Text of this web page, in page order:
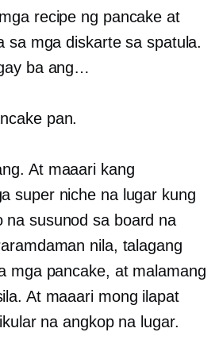
recipe ng pancake at
sa mga diskarte sa spatula.
ba ang…
pan.
At maaari kang
super niche na lugar kung
na susunod sa board na
nila, talagang
mga pancake, at malamang
At maaari mong ilapat
na angkop na lugar.